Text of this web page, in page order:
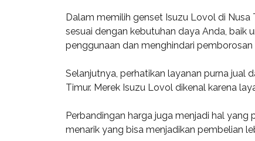
Dalam memilih genset Isuzu Lovol di
sesuai dengan kebutuhan daya Anda, baik
penggunaan dan menghindari pemborosan
Selanjutnya, perhatikan layanan purna jual
Timur. Merek Isuzu Lovol dikenal karena
Perbandingan harga juga menjadi hal
menarik yang bisa menjadikan pembelian